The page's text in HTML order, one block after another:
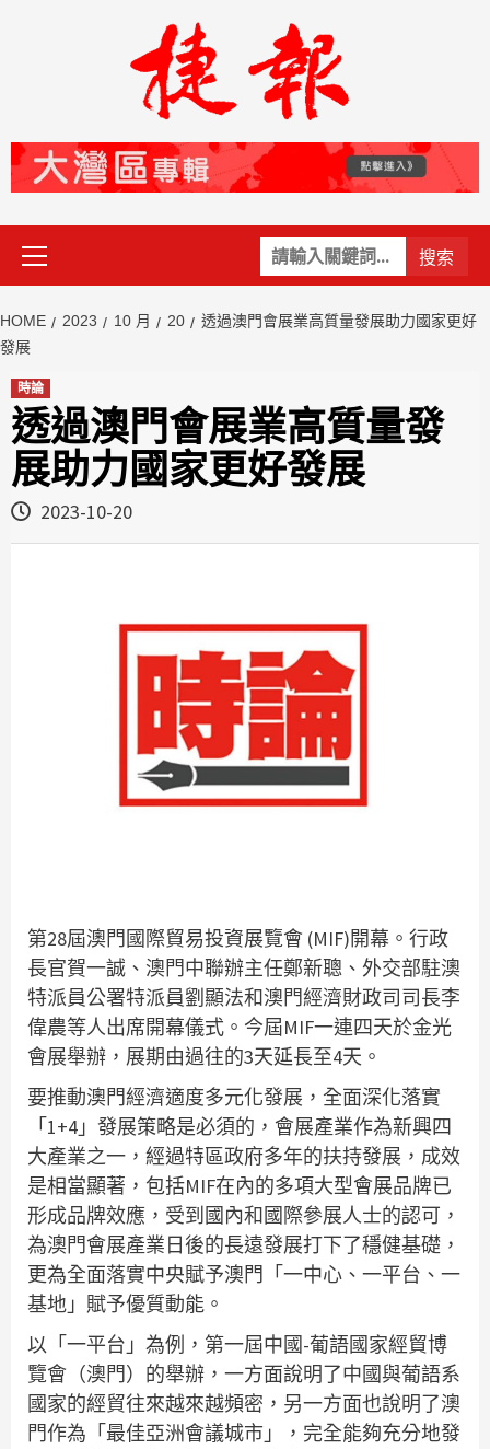
關
鍵
Primary
Menu
HOME 2023 10 月 20
透過澳門會展業高質量發展助力國家更好
發展
時論
透過澳門會展業高質量發
展助力國家更好發展
2023-10-20
第28屆澳門國際貿易投資展覽會 (MIF)開幕。行政
長官賀一誠、澳門中聯辦主任鄭新聰、外交部駐澳
特派員公署特派員劉顯法和澳門經濟財政司司長李
偉農等人出席開幕儀式。今屆MIF一連四天於金光
會展舉辦，展期由過往的3天延長至4天。
要推動澳門經濟適度多元化發展，全面深化落實
「1+4」發展策略是必須的，會展產業作為新興四
大產業之一，經過特區政府多年的扶持發展，成效
是相當顯著，包括MIF在內的多項大型會展品牌已
形成品牌效應，受到國內和國際參展人士的認可，
為澳門會展產業日後的長遠發展打下了穩健基礎，
更為全面落實中央賦予澳門「一中心、一平台、一
基地」賦予優質動能。
以「一平台」為例，第一屆中國-葡語國家經貿博
覽會（澳門）的舉辦，一方面說明了中國與葡語系
國家的經貿往來越來越頻密，另一方面也說明了澳
門作為「最佳亞洲會議城市」，完全能夠充分地發